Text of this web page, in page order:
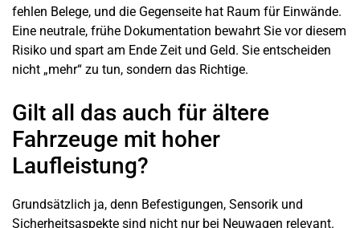
fehlen Belege, und die Gegenseite hat Raum für Einwände.
Eine neutrale, frühe Dokumentation bewahrt Sie vor diesem
Risiko und spart am Ende Zeit und Geld. Sie entscheiden
nicht „mehr“ zu tun, sondern das Richtige.
Gilt all das auch für ältere
Fahrzeuge mit hoher
Laufleistung?
Grundsätzlich ja, denn Befestigungen, Sensorik und
Sicherheitsaspekte sind nicht nur bei Neuwagen relevant.